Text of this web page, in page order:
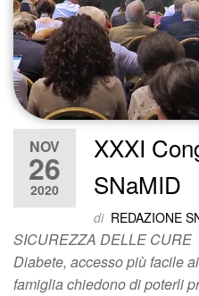
NOV
26
2020
XXXI
SNaMID
di REDAZIONE
SICUREZZA DELLE CURE
Diabete, accesso più facile
famiglia chiedono di poterli